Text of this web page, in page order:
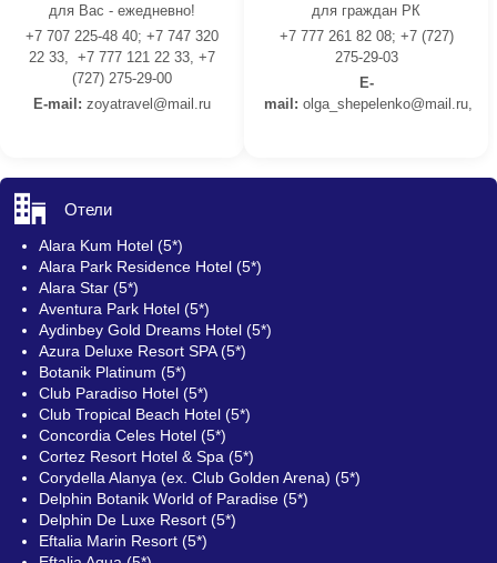
для Вас - ежедневно!
+7 707 225-48 40; +7 747 320
22 33, +7 777 121 22 33, +7
(727) 275-29-00
E-mail: zoyatravel@mail.ru
для граждан РК
+7 777 261 82 08; +7 (727)
275-29-03
E-
mail: olga_shepelenko@mail.ru,
Отели
Alara Kum Hotel (5*)
Alara Park Residence Hotel (5*)
Alara Star (5*)
Aventura Park Hotel (5*)
Aydinbey Gold Dreams Hotel (5*)
Azura Deluxe Resort SPA (5*)
Botanik Platinum (5*)
Club Paradiso Hotel (5*)
Club Tropical Beach Hotel (5*)
Concordia Celes Hotel (5*)
Cortez Resort Hotel & Spa (5*)
Corydella Alanya (ex. Club Golden Arena) (5*)
Delphin Botanik World of Paradise (5*)
Delphin De Luxe Resort (5*)
Eftalia Marin Resort (5*)